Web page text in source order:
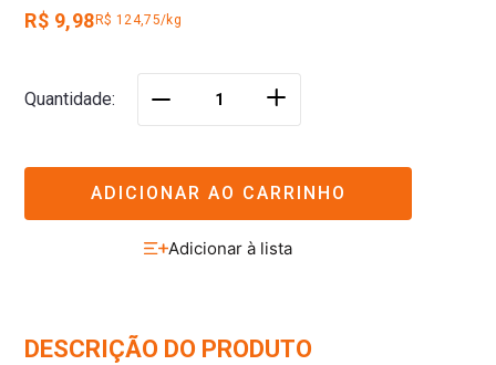
R$ 9,98 R$ 124,75/kg
Quantidade ＋
ADICIONAR AO CARRINHO
DESCRIÇÃO DO PRODUTO